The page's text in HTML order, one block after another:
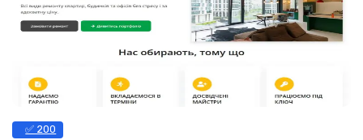
✅ 200